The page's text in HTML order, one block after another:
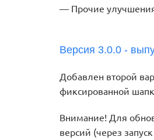
Прочие
Версия 3.0.0 -
Добавлен второй
фиксированной
Внимание! Для
версий (через